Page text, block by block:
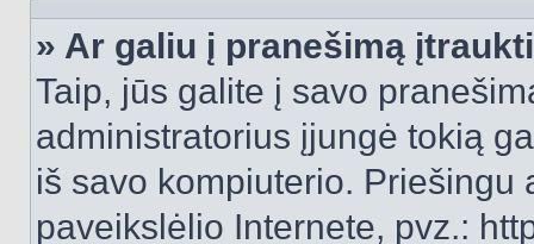
» Ar galiu į pranešimą
Taip, jūs galite į savo
administratorius įjungė tokią
iš savo kompiuterio.
paveikslėlio Internete, pvz.: